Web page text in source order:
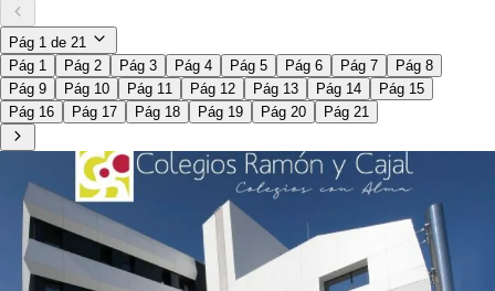
Pág 1 de 21
Pág 1
Pág 2 Pág 3 Pág 4 Pág 5 Pág 6 Pág 7
Pág 8
Pág 9
Pág 10 Pág 11 Pág 12 Pág 13 Pág 14
Pág 15
Pág 16
Pág 17 Pág 18 Pág 19 Pág 20 Pág 21